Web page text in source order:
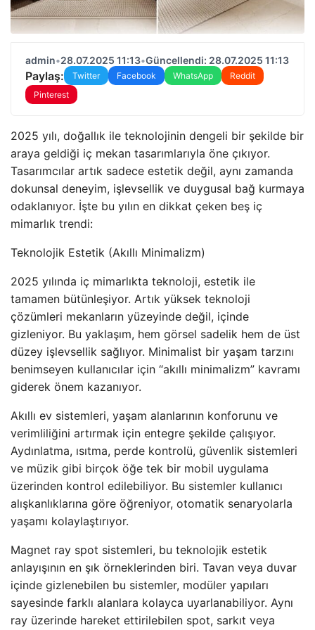
admin•28.07.2025 11:13•Güncellendi: 28.07.2025 11:13
Paylaş: Twitter Facebook WhatsApp
Reddit
Pinterest
2025 yılı, doğallık ile teknolojinin dengeli bir şekilde bir
araya geldiği iç mekan tasarımlarıyla öne çıkıyor.
Tasarımcılar artık sadece estetik değil, aynı zamanda
dokunsal deneyim, işlevsellik ve duygusal bağ kurmaya
odaklanıyor. İşte bu yılın en dikkat çeken beş iç
mimarlık trendi:
Teknolojik Estetik (Akıllı Minimalizm)
2025 yılında iç mimarlıkta teknoloji, estetik ile
tamamen bütünleşiyor. Artık yüksek teknoloji
çözümleri mekanların yüzeyinde değil, içinde
gizleniyor. Bu yaklaşım, hem görsel sadelik hem de üst
düzey işlevsellik sağlıyor. Minimalist bir yaşam tarzını
benimseyen kullanıcılar için “akıllı minimalizm” kavramı
giderek önem kazanıyor.
Akıllı ev sistemleri, yaşam alanlarının konforunu ve
verimliliğini artırmak için entegre şekilde çalışıyor.
Aydınlatma, ısıtma, perde kontrolü, güvenlik sistemleri
ve müzik gibi birçok öğe tek bir mobil uygulama
üzerinden kontrol edilebiliyor. Bu sistemler kullanıcı
alışkanlıklarına göre öğreniyor, otomatik senaryolarla
yaşamı kolaylaştırıyor.
Magnet ray spot sistemleri, bu teknolojik estetik
anlayışının en şık örneklerinden biri. Tavan veya duvar
içinde gizlenebilen bu sistemler, modüler yapıları
sayesinde farklı alanlara kolayca uyarlanabiliyor. Aynı
ray üzerinde hareket ettirilebilen spot, sarkıt veya